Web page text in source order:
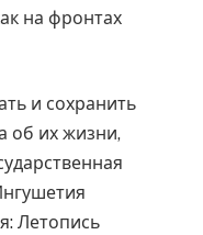
на фронтах
и сохранить
об их жизни,
Летопись